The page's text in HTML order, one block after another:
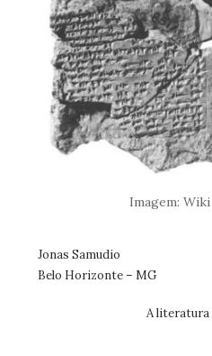
Imagem:
Jonas Samudio
Belo Horizonte – MG
A literatura